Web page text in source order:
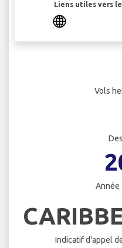
Liens utiles vers
Vols
Année
Indicatif d'appel